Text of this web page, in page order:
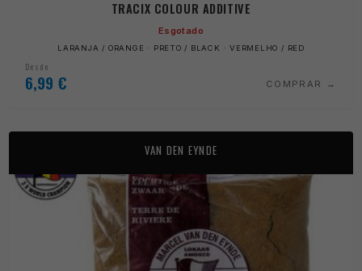
TRACIX COLOUR ADDITIVE
Esgotado
LARANJA / ORANGE · PRETO / BLACK · VERMELHO / RED
Desde
6,99 € COMPRAR
VAN DEN EYNDE